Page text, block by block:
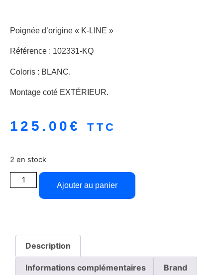
Poignée d’origine « K-LINE »
Référence : 102331-KQ
Coloris : BLANC.
Montage coté EXTÉRIEUR.
125.00€ TTC
2 en stock
Ajouter au panier
Description
Informations complémentaires Brand